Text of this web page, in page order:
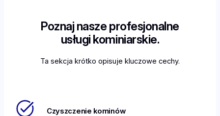
Poznaj nasze profesjonalne
usługi kominiarskie.
Ta sekcja krótko opisuje kluczowe cechy.
Czyszczenie kominów